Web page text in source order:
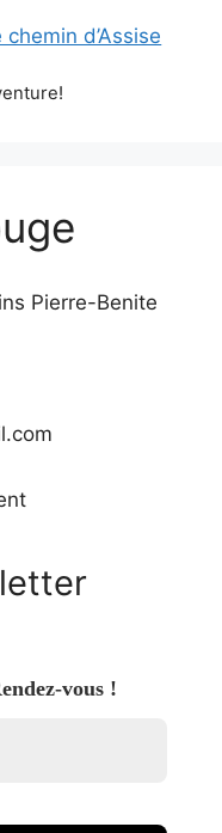
d’Assise
Pierre-Benite
vous !